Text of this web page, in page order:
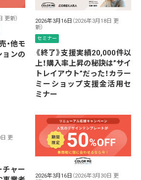
更新）
・他モ
ョンの
2026年3月16日 （2026年3月18日 更
新）
セミナー
《終了》支援実績20,000件以
上！購入率上昇の秘訣は”サイ
トレイアウト”だった！カラー
ミーショップ支援金活用セ
ミナー
日 更
チャー
2026年3月16日 （2026年3月30日 更